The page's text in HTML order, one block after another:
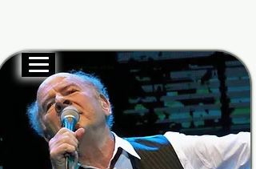
Sitio web oficial